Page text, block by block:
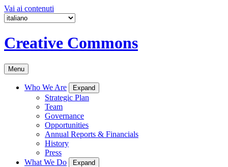
Vai ai contenuti
Creative Commons
Menu
Who We Are Expand
Strategic Plan
Team
Governance
Opportunities
Annual Reports & Financials
History
Press
What We Do
Expand